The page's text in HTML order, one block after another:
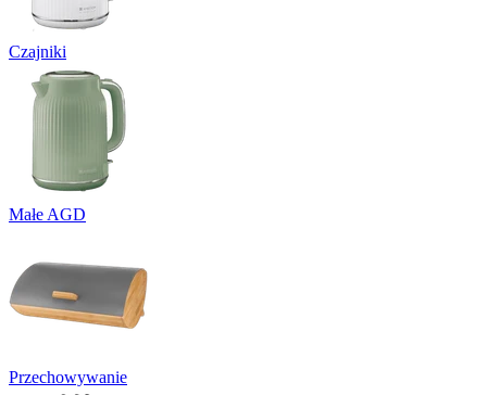
Czajniki
Małe AGD
Przechowywanie